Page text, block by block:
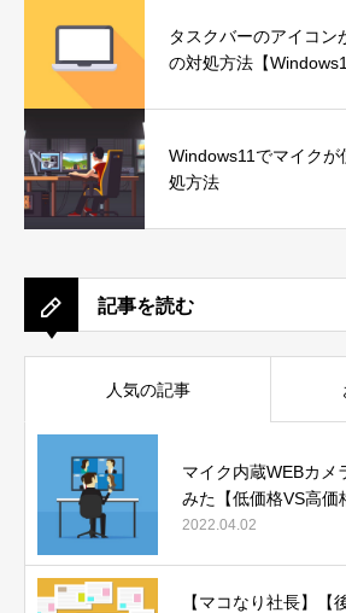
タスクバーのアイコン
の対処方法【
Windows11でマイク
処方法
記事を読む
人気の記事
マイク内蔵WEBカメ
みた【低価格VS高価
2022.04.02
【マコなり社長】【